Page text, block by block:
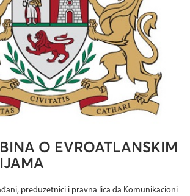
O EVROATLANSKIM
preduzetnici i pravna lica da Komunikacioni